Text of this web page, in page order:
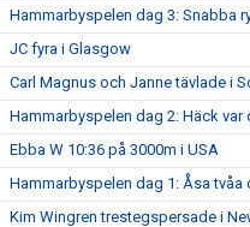
Hammarbyspelen dag 3: Snabba
JC fyra i Glasgow
Carl Magnus och Janne tävlade i
Hammarbyspelen dag 2: Häck var
Ebba W 10:36 på 3000m i USA
Hammarbyspelen dag 1: Åsa tvåa
Kim Wingren trestegspersade i